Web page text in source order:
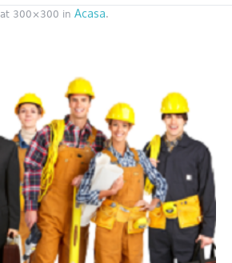
at 300×300 in Acasa.